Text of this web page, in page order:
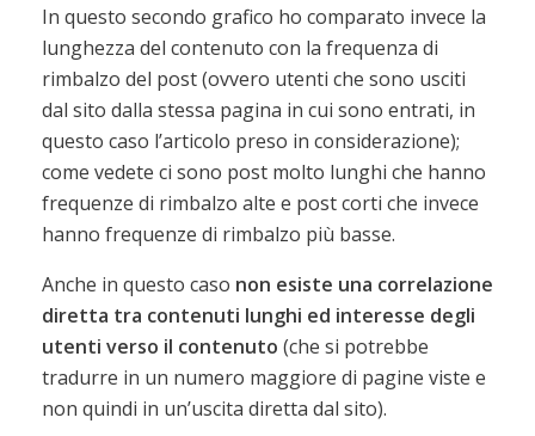
In questo secondo grafico ho comparato invece la
lunghezza del contenuto con la frequenza di
rimbalzo del post (ovvero utenti che sono usciti
dal sito dalla stessa pagina in cui sono entrati, in
questo caso l’articolo preso in considerazione);
come vedete ci sono post molto lunghi che hanno
frequenze di rimbalzo alte e post corti che invece
hanno frequenze di rimbalzo più basse.
Anche in questo caso non esiste una correlazione
diretta tra contenuti lunghi ed interesse degli
utenti verso il contenuto (che si potrebbe
tradurre in un numero maggiore di pagine viste e
non quindi in un’uscita diretta dal sito).